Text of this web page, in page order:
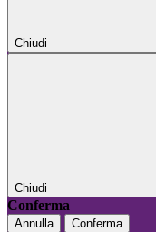
Chiudi
Chiudi
Conferma
Annulla Conferma